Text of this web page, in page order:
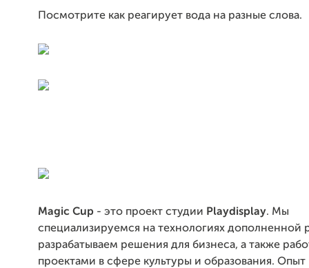
Посмотрите как реагирует вода на разные слова.
Magic Cup - это проект студии Playdisplay. Мы
специализируемся на технологиях дополненной
разрабатываем решения для бизнеса, а также
проектами в сфере культуры и образования.